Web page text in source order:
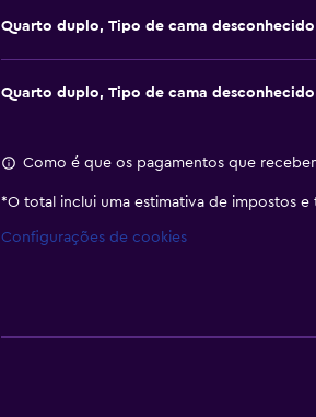
Quarto duplo, Tipo de cama desconhecido
Quarto duplo, Tipo de cama desconhecido
Como é que os pagamentos que
*O total inclui uma estimativa de impostos
Configurações de cookies